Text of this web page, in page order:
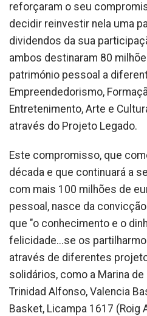
reforçaram o seu
decidir reinvestir nela uma
dividendos da sua
ambos destinaram 80
património pessoal a
Empreendedorismo,
Entretenimento, Arte e
através do Projeto Legado.
Este compromisso, que
década e que continuará a
com mais 100 milhões de
pessoal, nasce da
que "o conhecimento e o
felicidade...se os
através de diferentes
solidários, como a Marina
Trinidad Alfonso, Valencia
Basket, Licampa 1617 (Roig